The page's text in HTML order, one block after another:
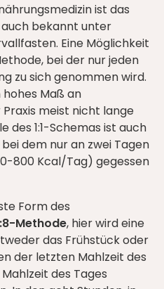
ist das
bekannt unter
Eine Möglichkeit
bei der nur jeden
zu sich genommen wird.
Maß an
Praxis meist nicht lange
des 1:1-Schemas ist auch
dem nur an zwei Tagen
800 Kcal/Tag) gegessen
Form des
Methode, hier wird eine
das Frühstück oder
der letzten Mahlzeit des
des Tages